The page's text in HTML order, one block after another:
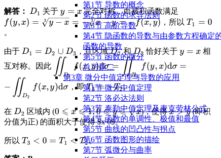
第1节 导数的概念
第2节 函数的求导法则
第3节 高阶导数
第4节 隐函数的导数与由参数方程确定
函数的导数
第5节 函数的微分
总习题二
第3章 微分中值定理与导数的应用
第1节 微分中值定理
第2节 洛必达法则
第3节 泰勒中值定理及麦克劳林公式
第4节 函数的单调性、极值和最值
第5节 曲线的凹凸性与拐点
第6节 函数图形的描绘
第7节 弧微分与曲率
y}\text{d}x\text{d}y
\ (i=1,2,3)
解答： \displaystyle
D_1
D1 关于\displaystyle
y=x
y = x完全对称，而被积函数满足
f(y,x) =
\sqrt[3]{y-
x} = -
\sqrt[3]{x-
y} = -
f(y, x) = 3 y − x = − 3 x − y = −f(x,y) ，所以
T_1 = 0
T1 = 0
。
由于 \displaystyle
D_1 = D_2
\cup D_3
D1 = D2 ∪ D3 ，且区域\displaystyle
D_2
D2和\displaystyle
D_3
D3 恰好关于 y = x 相
互对称。因此
\displaystyle
\iint_{D_3}
f(x,y)\text{d}\sigma
= \iint_{D_2} f(y,
x)\text{d}\sigma =
-\iint_{D_2}
f(x,y)\text{d}\sigma
∬D3
f(x, y)dσ = ∬D2
f(y, x)dσ =
− ∬D2
f(x, y)dσ，即\displaystyle
T_3 = -T_2
T3 = −T2。
在 \displaystyle
D_2
D2 区域内 (\displaystyle
0 \leqslant x
\leqslant 1,
0 \leqslant y
\leqslant
0 ⩽ x ⩽ 1,0 ⩽ y ⩽ x)，使得\displaystyle
x>y
x > y(即积
分值为正) 的面积大于使得$x0$。
所以 \displaystyle
T 3 < 0 = T 1 < T2。